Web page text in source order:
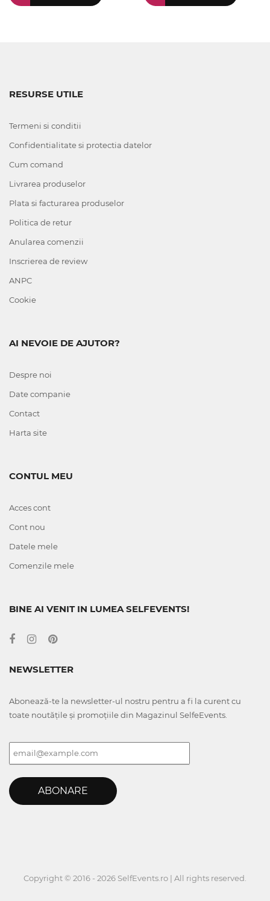
RESURSE UTILE
Termeni si conditii
Confidentialitate si protectia datelor
Cum comand
Livrarea produselor
Plata si facturarea produselor
Politica de retur
Anularea comenzii
Inscrierea de review
ANPC
Cookie
AI NEVOIE DE AJUTOR?
Despre noi
Date companie
Contact
Harta site
CONTUL MEU
Acces cont
Cont nou
Datele mele
Comenzile mele
BINE AI VENIT IN LUMEA SELFEVENTS!
NEWSLETTER
Abonează-te la newsletter-ul nostru pentru a fi la curent cu
toate noutățile și promoțiile din Magazinul SelfeEvents.
ABONARE
Copyright © 2016 - 2026 SelfEvents.ro | All rights reserved.